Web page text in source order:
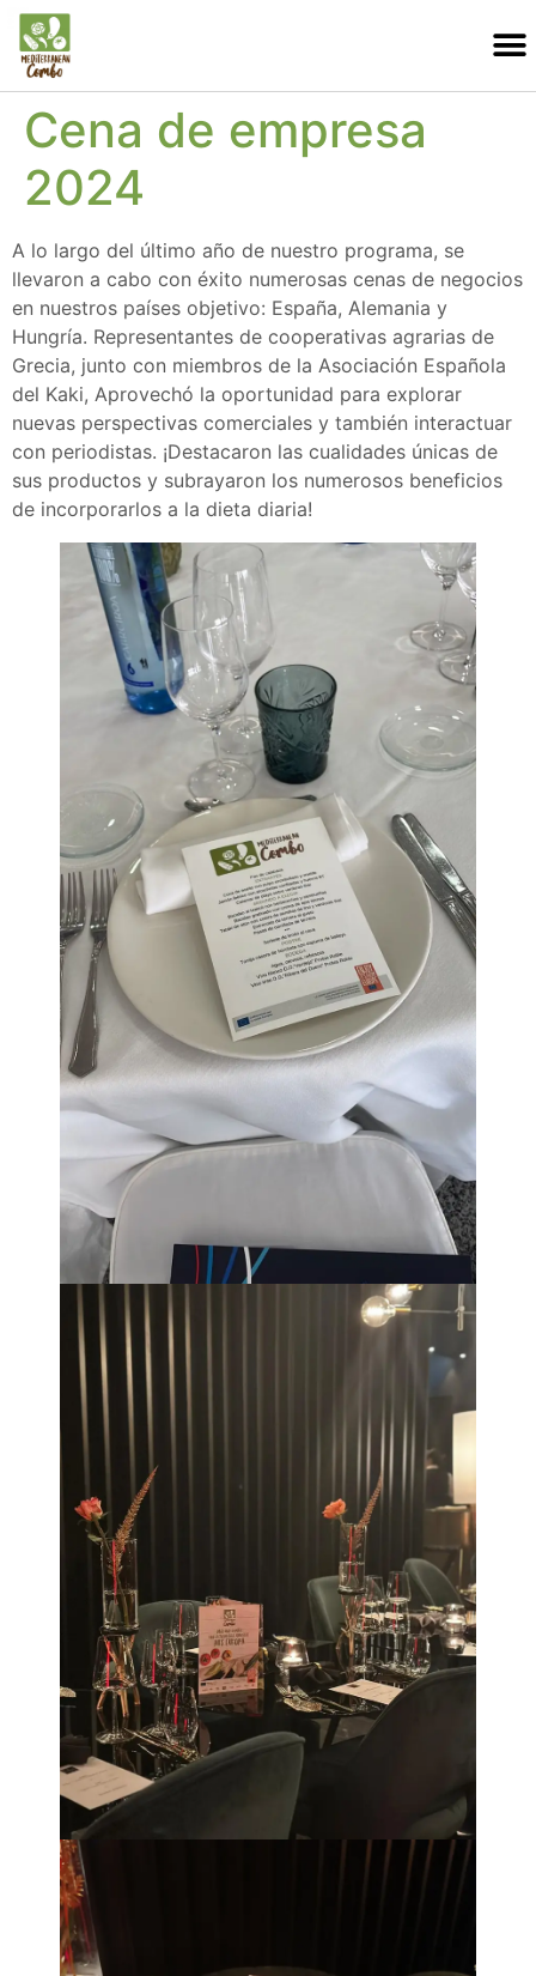
Cena de empresa
2024
A lo largo del último año de nuestro programa, se
llevaron a cabo con éxito numerosas cenas de negocios
en nuestros países objetivo: España, Alemania y
Hungría. Representantes de cooperativas agrarias de
Grecia, junto con miembros de la Asociación Española
del Kaki, Aprovechó la oportunidad para explorar
nuevas perspectivas comerciales y también interactuar
con periodistas. ¡Destacaron las cualidades únicas de
sus productos y subrayaron los numerosos beneficios
de incorporarlos a la dieta diaria!